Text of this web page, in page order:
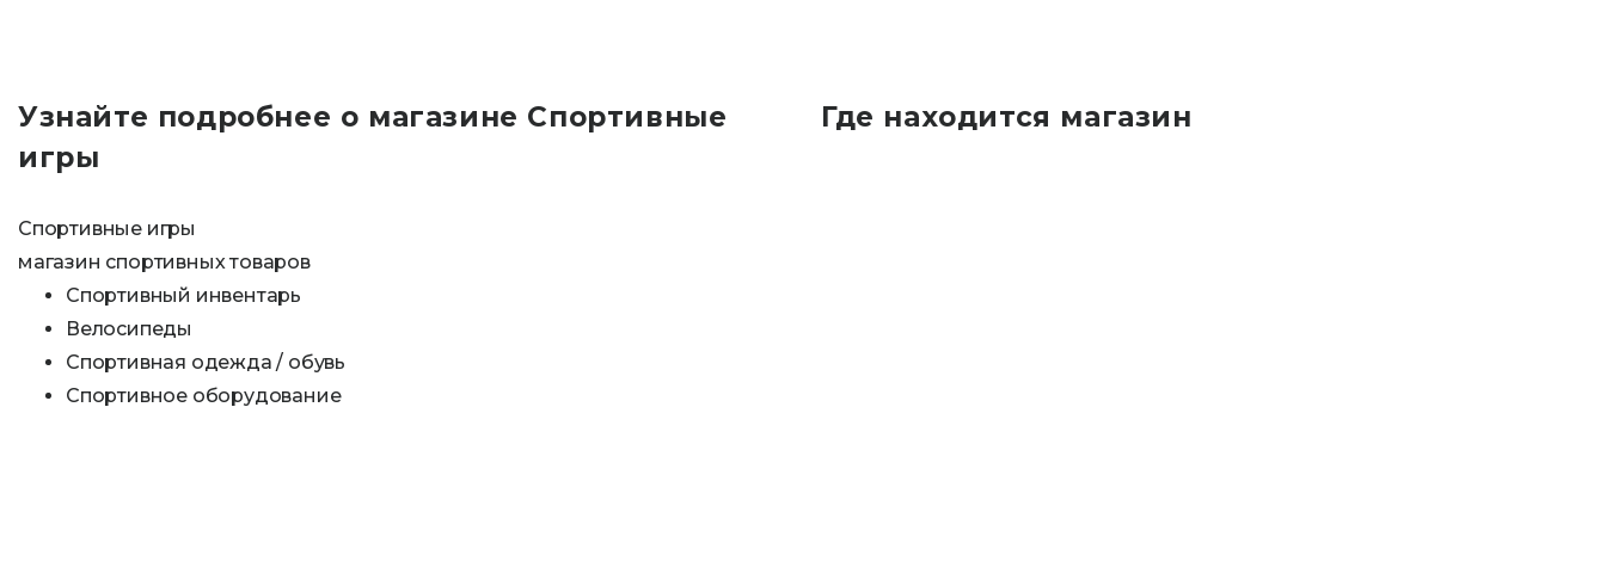
Узнайте подробнее о магазине Спортивные
игры
Спортивные игры
магазин спортивных товаров
Спортивный инвентарь
Велосипеды
Спортивная одежда / обувь
Спортивное оборудование
Где находится магазин